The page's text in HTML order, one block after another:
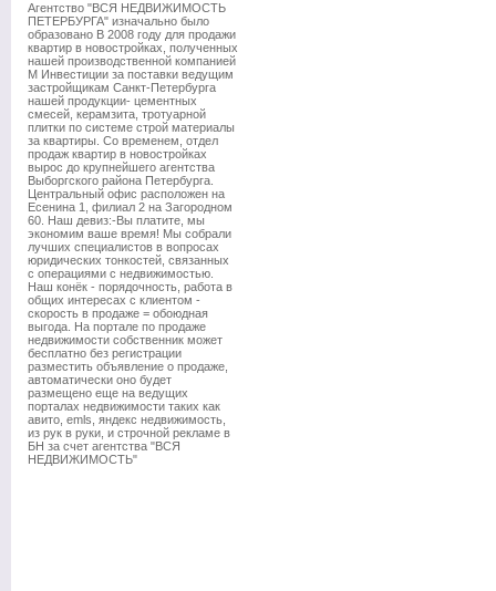
Агентство "ВСЯ НЕДВИЖИМОСТЬ
ПЕТЕРБУРГА" изначально было
образовано В 2008 году для продажи
квартир в новостройках, полученных
нашей производственной компанией
М Инвестиции за поставки ведущим
застройщикам Санкт-Петербурга
нашей продукции- цементных
смесей, керамзита, тротуарной
плитки по системе строй материалы
за квартиры. Со временем, отдел
продаж квартир в новостройках
вырос до крупнейшего агентства
Выборгского района Петербурга.
Центральный офис расположен на
Есенина 1, филиал 2 на Загородном
60. Наш девиз:-Вы платите, мы
экономим ваше время! Мы собрали
лучших специалистов в вопросах
юридических тонкостей, связанных
с операциями с недвижимостью.
Наш конёк - порядочность, работа в
общих интересах с клиентом -
скорость в продаже = обоюдная
выгода. На портале по продаже
недвижимости собственник может
бесплатно без регистрации
разместить объявление о продаже,
автоматически оно будет
размещено еще на ведущих
порталах недвижимости таких как
авито, emls, яндекс недвижимость,
из рук в руки, и строчной рекламе в
БН за счет агентства "ВСЯ
НЕДВИЖИМОСТЬ"